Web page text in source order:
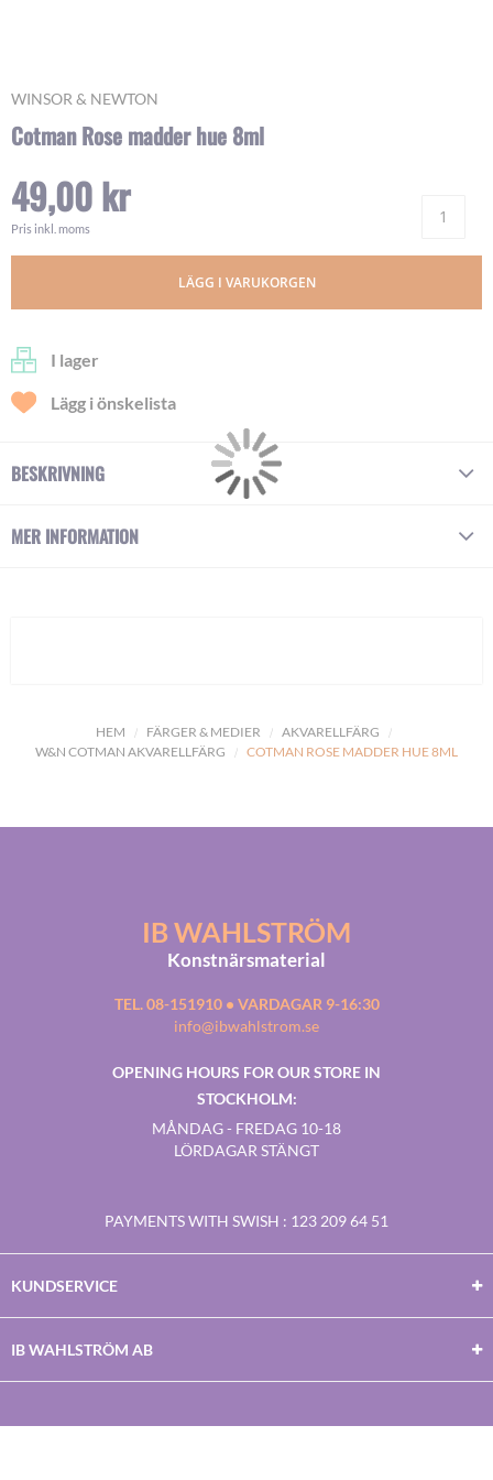
HEM FÄRGER & MEDIER
AKVARELLFÄRG
W&N COTMAN AKVARELLFÄRG
COTMAN ROSE MADDER HUE 8ML
WINSOR & NEWTON
Cotman Rose madder hue 8ml
49,00 kr
Pris inkl. moms
LÄGG I VARUKORGEN
I lager
Lägg i önskelista
Skip
the
of
the
images
BESKRIVNING
MER INFORMATION
IB WAHLSTRÖM
Konstnärsmaterial
TEL. 08-151910 • VARDAGAR 9-16:30
info@ibwahlstrom.se
OPENING HOURS FOR OUR STORE IN
STOCKHOLM:
MÅNDAG - FREDAG 10-18
LÖRDAGAR STÄNGT
PAYMENTS WITH SWISH : 123 209 64 51
KUNDSERVICE
IB WAHLSTRÖM AB
Facebook
TwitterYoutubeInstagram